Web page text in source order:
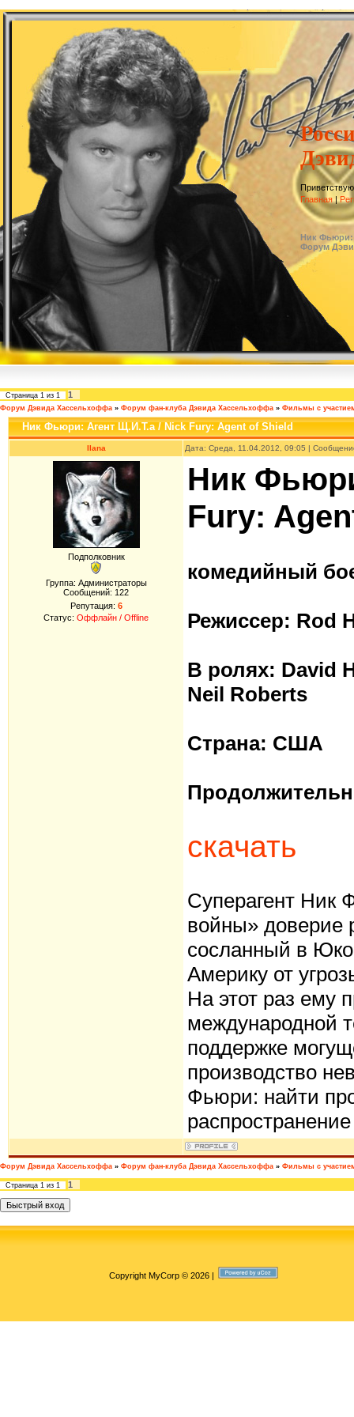
Главная|
Ник Фьюри:
Форум
Страница 1 из 1 1
Форум Дэвида Хассельхоффа » Форум фан-клуба Дэвида Хассельхоффа » Фильмы с
Ник Фьюри: Агент Щ.И.Т.а / Nick Fury: Agent of Shield
Ilana Дата: Среда, 11.04.2012, 09:05 |
Подполковник
Группа: Администраторы
Сообщений: 122
Репутация: 6
Статус: Оффлайн / Offline
Ник
Fury:
комедийный
Режиссер: Rod
В ролях: David
Neil Roberts
Страна: США
скачать
Суперагент Ник
войны» доверие
сосланный в
Америку от
На этот раз ему
международной
поддержке
производство
Фьюри: найти
Форум Дэвида Хассельхоффа » Форум фан-клуба Дэвида Хассельхоффа » Фильмы с
Страница 1 из 1 1
Copyright MyCorp © 2026|